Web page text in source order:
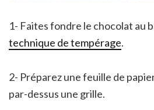
1- Faites fondre le chocolat au
technique de tempérage.
2- Préparez une feuille de
par-dessus une grille.